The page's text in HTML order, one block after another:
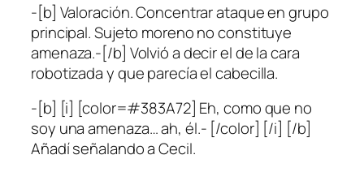
-[b] Valoración. Concentrar ataque en grupo
principal. Sujeto moreno no constituye
amenaza.-[/b] Volvió a decir el de la cara
robotizada y que parecía el cabecilla.
-[b] [i] [color=#383A72] Eh, como que no
soy una amenaza… ah, él.- [/color] [/i] [/b]
Añadí señalando a Cecil.